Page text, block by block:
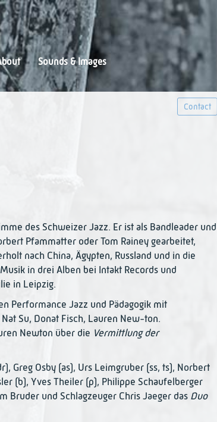
Sounds & Images
Contact
des Schweizer Jazz. Er ist als Bandleader und
Pfammatter oder Tom Rainey gearbeitet,
nach China, Ägypten, Russland und in die
in drei Alben bei Intakt Records und
in Leipzig.
Performance Jazz und Pädagogik mit
Su, Donat Fisch, Lauren New-ton.
Newton über die Vermittlung der
Greg Osby (as), Urs Leimgruber (ss, ts), Norbert
(b), Yves Theiler (p), Philippe Schaufelberger
Bruder und Schlagzeuger Chris Jaeger das Duo